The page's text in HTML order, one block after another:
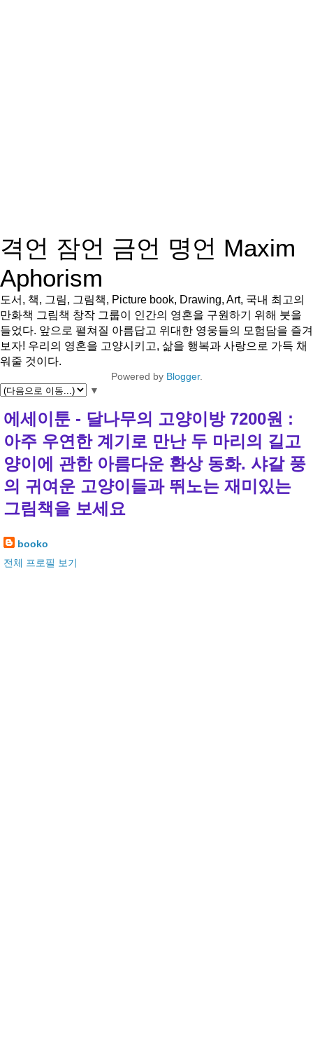
격언 잠언 금언 명언 Maxim
Aphorism
도서, 책, 그림, 그림책, Picture book, Drawing, Art, 국내 최고의
만화책 그림책 창작 그룹이 인간의 영혼을 구원하기 위해 붓을
들었다. 앞으로 펼쳐질 아름답고 위대한 영웅들의 모험담을 즐겨
보자! 우리의 영혼을 고양시키고, 삶을 행복과 사랑으로 가득 채
워줄 것이다.
Powered by Blogger.
▼
에세이툰 - 달나무의 고양이방 7200원 :
아주 우연한 계기로 만난 두 마리의 길고
양이에 관한 아름다운 환상 동화. 샤갈 풍
의 귀여운 고양이들과 뛰노는 재미있는
그림책을 보세요
booko
전체 프로필 보기